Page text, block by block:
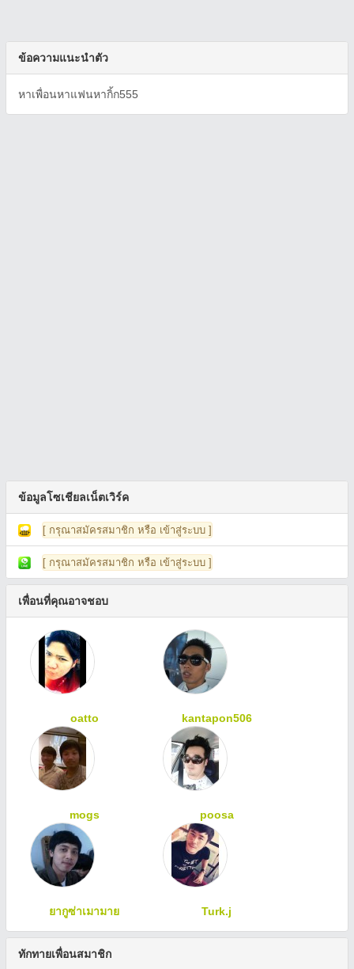
ข้อความแนะนำตัว
หาเพื่อนหาแฟนหากิ้ก555
ข้อมูลโซเชียลเน็ตเวิร์ค
[ กรุณาสมัครสมาชิก หรือ เข้าสู่ระบบ ]
[ กรุณาสมัครสมาชิก หรือ เข้าสู่ระบบ ]
เพื่อนที่คุณอาจชอบ
oatto kantapon506
mogs poosa
ยากูซ่าเมามาย Turk.j
ทักทายเพื่อนสมาชิก